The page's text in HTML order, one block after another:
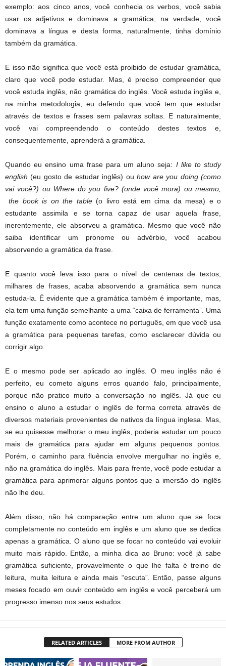
exemplo: aos cinco anos, você conhecia os verbos, você sabia
usar os adjetivos e dominava a gramática, na verdade, você
dominava a língua e desta forma, naturalmente, tinha domínio
também da gramática.
E isso não significa que você está proibido de estudar gramática,
claro que você pode estudar. Mas, é preciso compreender que
você estuda inglês, não gramática do inglês. Você estuda inglês e,
na minha metodologia, eu defendo que você tem que estudar
através de textos e frases sem palavras soltas. E naturalmente,
você vai compreendendo o conteúdo destes textos e,
consequentemente, aprenderá a gramática.
Quando eu ensino uma frase para um aluno seja: I like to study
english (eu gosto de estudar inglês) ouhow are you doing (como
vai você?) ou Where do you live? (onde você mora) ou mesmo,
the book is on the table(o livro está em cima da mesa) e o
estudante assimila e se torna capaz de usar aquela frase,
inerentemente, ele absorveu a gramática. Mesmo que você não
saiba identificar um pronome ou advérbio, você acabou
absorvendo a gramática da frase.
E quanto você leva isso para o nível de centenas de textos,
milhares de frases, acaba absorvendo a gramática sem nunca
estuda-la. É evidente que a gramática também é importante, mas,
ela tem uma função semelhante a uma “caixa de ferramenta”. Uma
função exatamente como acontece no português, em que você usa
a gramática para pequenas tarefas, como esclarecer dúvida ou
corrigir algo.
E o mesmo pode ser aplicado ao inglês. O meu inglês não é
perfeito, eu cometo alguns erros quando falo, principalmente,
porque não pratico muito a conversação no inglês. Já que eu
ensino o aluno a estudar o inglês de forma correta através de
diversos materiais provenientes de nativos da língua inglesa. Mas,
se eu quisesse melhorar o meu inglês, poderia estudar um pouco
mais de gramática para ajudar em alguns pequenos pontos.
Porém, o caminho para fluência envolve mergulhar no inglês e,
não na gramática do inglês. Mais para frente, você pode estudar a
gramática para aprimorar alguns pontos que a imersão do inglês
não lhe deu.
Além disso, não há comparação entre um aluno que se foca
completamente no conteúdo em inglês e um aluno que se dedica
apenas a gramática. O aluno que se focar no conteúdo vai evoluir
muito mais rápido. Então, a minha dica ao Bruno: você já sabe
gramática suficiente, provavelmente o que lhe falta é treino de
leitura, muita leitura e ainda mais “escuta”. Então, passe alguns
meses focado em ouvir conteúdo em inglês e você perceberá um
progresso imenso nos seus estudos.
RELATED ARTICLES MORE FROM AUTHOR